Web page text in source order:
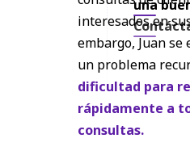
interesados en
embargo, Juan se
un problema
dificultad para
rápidamente a
consultas.
una